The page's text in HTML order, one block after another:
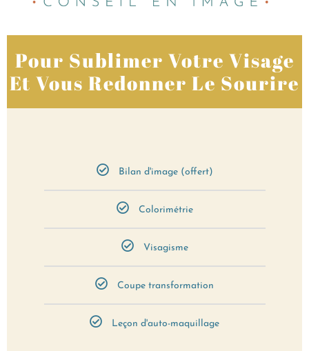
Pour Sublimer Votre Visage
Et Vous Redonner Le Sourire
Bilan d'image (offert)
Colorimétrie
Visagisme
Coupe transformation
Leçon d'auto-maquillage